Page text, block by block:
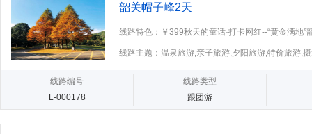
韶关帽子峰2天
线路特色：￥399秋天的童话·打卡网红--“黄金满地”
线路主题：温泉旅游,亲子旅游,夕阳旅游,特价旅游,
线路编号
L-000178
线路类型
跟团游